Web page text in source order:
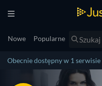
Nowe Popularne
Obecnie dostępny w 1